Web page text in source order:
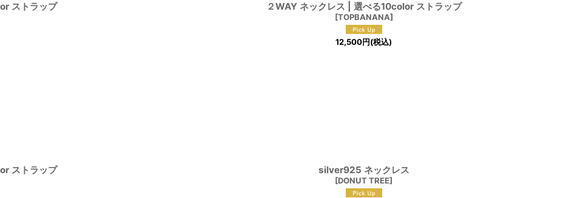
ストラップ ２WAY ネックレス | 選べる10color ストラップ
[TOPBANANA]
12,500円(税込)
ストラップ silver925 ネックレス
[DONUT TREE]